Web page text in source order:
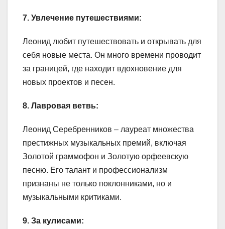
7. Увлечение путешествиями:
Леонид любит путешествовать и открывать для
себя новые места. Он много времени проводит
за границей, где находит вдохновение для
новых проектов и песен.
8. Лавровая ветвь:
Леонид Серебренников – лауреат множества
престижных музыкальных премий, включая
Золотой граммофон и Золотую орфеевскую
песню. Его талант и профессионализм
признаны не только поклонниками, но и
музыкальными критиками.
9. За кулисами: